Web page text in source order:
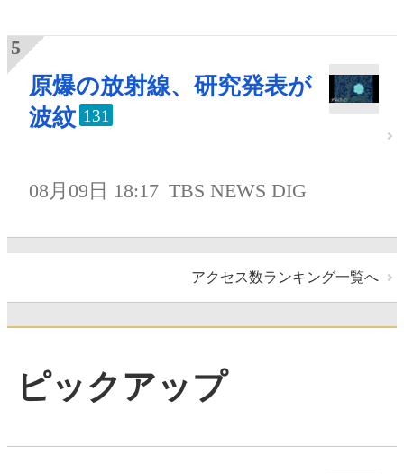
原爆の放射線、研究発表が
波紋 131
08月09日 18:17 TBS NEWS DIG
アクセス数ランキング一覧へ
ピックアップ